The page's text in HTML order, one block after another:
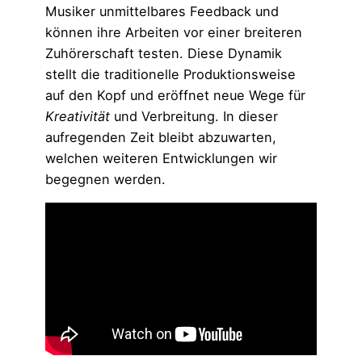
Musiker unmittelbares Feedback und
können ihre Arbeiten vor einer breiteren
Zuhörerschaft testen. Diese Dynamik
stellt die traditionelle Produktionsweise
auf den Kopf und eröffnet neue Wege für
Kreativität und Verbreitung. In dieser
aufregenden Zeit bleibt abzuwarten,
welchen weiteren Entwicklungen wir
begegnen werden.